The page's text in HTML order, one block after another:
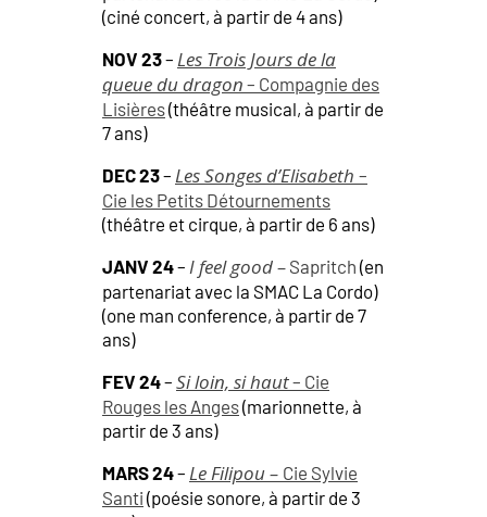
(ciné concert, à partir de 4 ans)
NOV 23– Les Trois Jours de la
queue du dragon – Compagnie des
Lisières(théâtre musical, à partir de
7 ans)
DEC 23– Les Songes d’Elisabeth –
Cie les Petits Détournements
(théâtre et cirque, à partir de 6 ans)
JANV 24– I feel good – Sapritch (en
partenariat avec la SMAC La Cordo)
(one man conference, à partir de 7
ans)
FEV 24– Si loin, si haut– Cie
Rouges les Anges(marionnette, à
partir de 3 ans)
MARS 24– Le Filipou – Cie Sylvie
Santi (poésie sonore, à partir de 3